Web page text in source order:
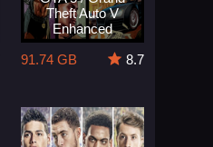
Theft Auto V
Enhanced
91.74 GB
8.7